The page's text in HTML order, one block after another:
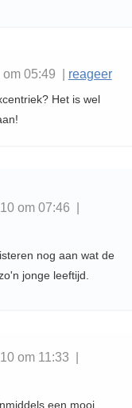
05:49 | reageer
Het is wel
om 07:46 |
nog aan wat de
jonge leeftijd.
om 11:33 |
een mooi